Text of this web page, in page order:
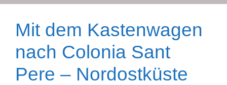
Mit dem Kastenwagen
nach Colonia Sant
Pere – Nordostküste